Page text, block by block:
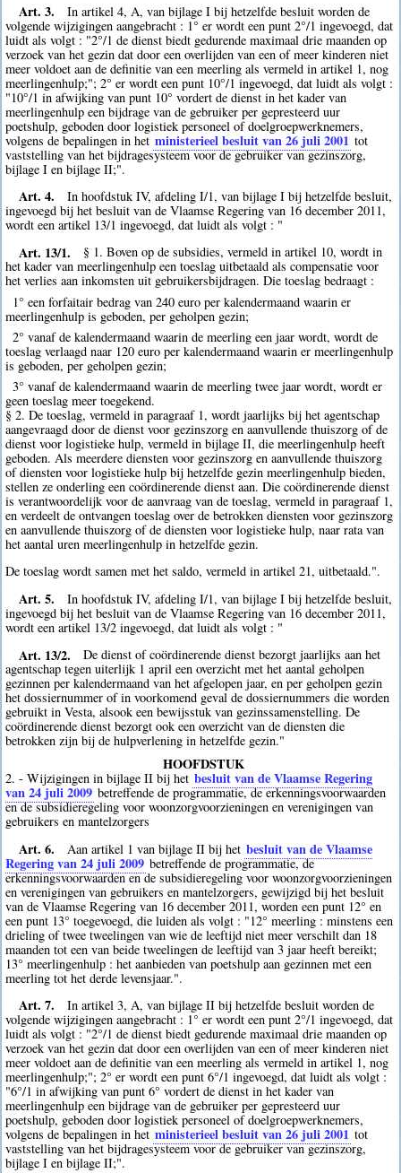
Art. 3.
In artikel 4, A, van bijlage I bij hetzelfde besluit worden de
volgende wijzigingen aangebracht : 1° er wordt een punt 2°/1 ingevoegd, dat
luidt als volgt : "2°/1 de dienst biedt gedurende maximaal drie maanden op
verzoek van het gezin dat door een overlijden van een of meer kinderen niet
meer voldoet aan de definitie van een meerling als vermeld in artikel 1, nog
meerlingenhulp;"; 2° er wordt een punt 10°/1 ingevoegd, dat luidt als volgt :
"10°/1 in afwijking van punt 10° vordert de dienst in het kader van
meerlingenhulp een bijdrage van de gebruiker per gepresteerd uur
poetshulp, geboden door logistiek personeel of doelgroepwerknemers,
volgens de bepalingen in het ministerieel besluit van 26 juli 2001 tot
vaststelling van het bijdragesysteem voor de gebruiker van gezinszorg,
bijlage I en bijlage II;".
Art. 4.
In hoofdstuk IV, afdeling I/1, van bijlage I bij hetzelfde besluit,
ingevoegd bij het besluit van de Vlaamse Regering van 16 december 2011,
wordt een artikel 13/1 ingevoegd, dat luidt als volgt : "
Art. 13/1.
§ 1. Boven op de subsidies, vermeld in artikel 10, wordt in
het kader van meerlingenhulp een toeslag uitbetaald als compensatie voor
het verlies aan inkomsten uit gebruikersbijdragen. Die toeslag bedraagt :
1° een forfaitair bedrag van 240 euro per kalendermaand waarin er
meerlingenhulp is geboden, per geholpen gezin;
2° vanaf de kalendermaand waarin de meerling een jaar wordt, wordt de
toeslag verlaagd naar 120 euro per kalendermaand waarin er meerlingenhulp
is geboden, per geholpen gezin;
3° vanaf de kalendermaand waarin de meerling twee jaar wordt, wordt er
geen toeslag meer toegekend.
§ 2. De toeslag, vermeld in paragraaf 1, wordt jaarlijks bij het agentschap
aangevraagd door de dienst voor gezinszorg en aanvullende thuiszorg of de
dienst voor logistieke hulp, vermeld in bijlage II, die meerlingenhulp heeft
geboden. Als meerdere diensten voor gezinszorg en aanvullende thuiszorg
of diensten voor logistieke hulp bij hetzelfde gezin meerlingenhulp bieden,
stellen ze onderling een coördinerende dienst aan. Die coördinerende dienst
is verantwoordelijk voor de aanvraag van de toeslag, vermeld in paragraaf 1,
en verdeelt de ontvangen toeslag over de betrokken diensten voor gezinszorg
en aanvullende thuiszorg of de diensten voor logistieke hulp, naar rata van
het aantal uren meerlingenhulp in hetzelfde gezin.
De toeslag wordt samen met het saldo, vermeld in artikel 21, uitbetaald.".
Art. 5.
In hoofdstuk IV, afdeling I/1, van bijlage I bij hetzelfde besluit,
ingevoegd bij het besluit van de Vlaamse Regering van 16 december 2011,
wordt een artikel 13/2 ingevoegd, dat luidt als volgt : "
Art. 13/2.
De dienst of coördinerende dienst bezorgt jaarlijks aan het
agentschap tegen uiterlijk 1 april een overzicht met het aantal geholpen
gezinnen per kalendermaand van het afgelopen jaar, en per geholpen gezin
het dossiernummer of in voorkomend geval de dossiernummers die worden
gebruikt in Vesta, alsook een bewijsstuk van gezinssamenstelling. De
coördinerende dienst bezorgt ook een overzicht van de diensten die
betrokken zijn bij de hulpverlening in hetzelfde gezin."
HOOFDSTUK
2. - Wijzigingen in bijlage II bij het besluit van de Vlaamse Regering
van 24 juli 2009 betreffende de programmatie, de erkenningsvoorwaarden
en de subsidieregeling voor woonzorgvoorzieningen en verenigingen van
gebruikers en mantelzorgers
Art. 6. Aan artikel 1 van bijlage II bij het besluit van de Vlaamse
Regering van 24 juli 2009 betreffende de programmatie, de
erkenningsvoorwaarden en de subsidieregeling voor woonzorgvoorzieningen
en verenigingen van gebruikers en mantelzorgers, gewijzigd bij het besluit
van de Vlaamse Regering van 16 december 2011, worden een punt 12° en
een punt 13° toegevoegd, die luiden als volgt : "12° meerling : minstens een
drieling of twee tweelingen van wie de leeftijd niet meer verschilt dan 18
maanden tot een van beide tweelingen de leeftijd van 3 jaar heeft bereikt;
13° meerlingenhulp : het aanbieden van poetshulp aan gezinnen met een
meerling tot het derde levensjaar.".
Art. 7.
In artikel 3, A, van bijlage II bij hetzelfde besluit worden de
volgende wijzigingen aangebracht : 1° er wordt een punt 2°/1 ingevoegd, dat
luidt als volgt : "2°/1 de dienst biedt gedurende maximaal drie maanden op
verzoek van het gezin dat door een overlijden van een of meer kinderen niet
meer voldoet aan de definitie van een meerling als vermeld in artikel 1, nog
meerlingenhulp;"; 2° er wordt een punt 6°/1 ingevoegd, dat luidt als volgt :
"6°/1 in afwijking van punt 6° vordert de dienst in het kader van
meerlingenhulp een bijdrage van de gebruiker per gepresteerd uur
poetshulp, geboden door logistiek personeel of doelgroepwerknemers,
volgens de bepalingen in het ministerieel besluit van 26 juli 2001 tot
vaststelling van het bijdragesysteem voor de gebruiker van gezinszorg,
bijlage I en bijlage II;".